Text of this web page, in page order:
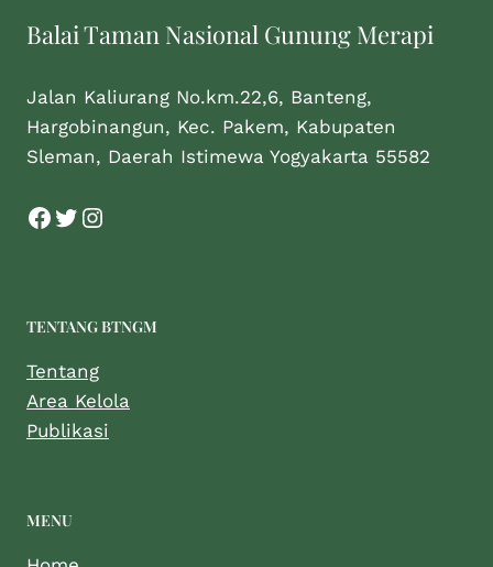
Balai Taman Nasional Gunung Merapi
Jalan Kaliurang No.km.22,6, Banteng,
Hargobinangun, Kec. Pakem, Kabupaten
Sleman, Daerah Istimewa Yogyakarta 55582
TENTANG BTNGM
Tentang
Area Kelola
Publikasi
MENU